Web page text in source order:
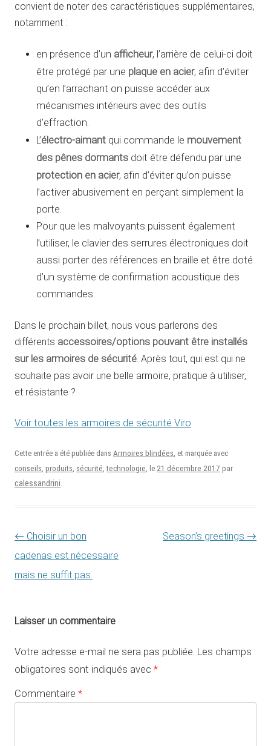
convient de noter des caractéristiques supplémentaires,
notamment :
en présence d’un afficheur, l’arrière de celui-ci doit
être protégé par une plaque en acier, afin d’éviter
qu’en l’arrachant on puisse accéder aux
mécanismes intérieurs avec des outils
d’effraction.
L’électro-aimant qui commande le mouvement
des pênes dormants doit être défendu par une
protection en acier, afin d’éviter qu’on puisse
l’activer abusivement en perçant simplement la
porte.
Pour que les malvoyants puissent également
l’utiliser, le clavier des serrures électroniques doit
aussi porter des références en braille et être doté
d’un système de confirmation acoustique des
commandes.
Dans le prochain billet, nous vous parlerons des
différents accessoires/options pouvant être installés
sur les armoires de sécurité. Après tout, qui est qui ne
souhaite pas avoir une belle armoire, pratique à utiliser,
et résistante ?
Voir toutes les armoires de sécurité Viro
Cette entrée a été publiée dans Armoires blindées, et marquée avec
conseils, produits, sécurité,technologie, le 21 décembre 2017 par
calessandrini.
Navigation des articles
← Choisir un bon
cadenas est nécessaire
mais ne suffit pas.
Season’s greetings →
Laisser un commentaire
Votre adresse e-mail ne sera pas publiée. Les champs
obligatoires sont indiqués avec *
Commentaire *